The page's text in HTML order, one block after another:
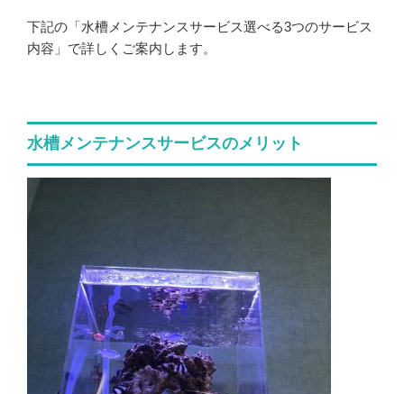
下記の「水槽メンテナンスサービス選べる3つのサービス
内容」で詳しくご案内します。
水槽メンテナンスサービスのメリット